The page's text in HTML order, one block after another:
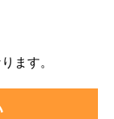
ます。